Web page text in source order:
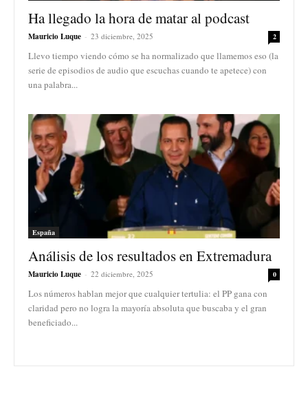
Ha llegado la hora de matar al podcast
Mauricio Luque - 23 diciembre, 2025 2
Llevo tiempo viendo cómo se ha normalizado que llamemos eso (la
serie de episodios de audio que escuchas cuando te apetece) con
una palabra...
España
Análisis de los resultados en Extremadura
Mauricio Luque - 22 diciembre, 2025 0
Los números hablan mejor que cualquier tertulia: el PP gana con
claridad pero no logra la mayoría absoluta que buscaba y el gran
beneficiado...